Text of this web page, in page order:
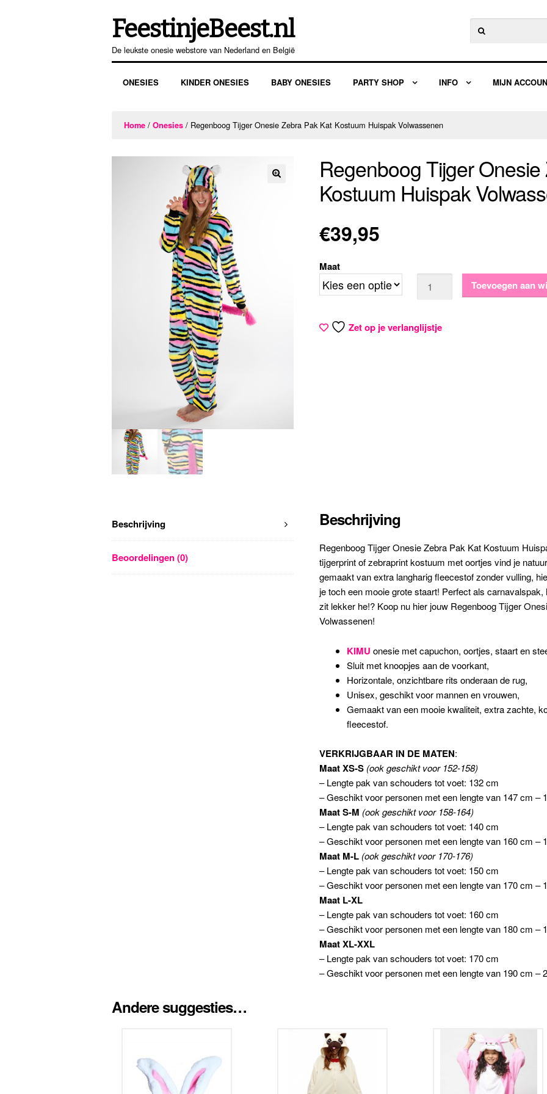
Ga
door
naar
Ga
direct
naar
inhoud
FeestinjeBeest.nl
De leukste onesie webstore van Nederland en België
naar:
ONESIES KINDER ONESIES BABY ONESIES PARTY SHOP INFO MIJN
Home /Onesies / Regenboog Tijger Onesie Zebra Pak Kat Kostuum Huispak Volwassenen
Regenboog Tijger
Kostuum Huispak
€39,95
Maat
Toevoegen aan
Zet op je verlanglijstje
Beschrijving
Beoordelingen (0)
Beschrijving
Regenboog Tijger Onesie Zebra Pak Kat Kostuum
tijgerprint of zebraprint kostuum met oortjes vind je
gemaakt van extra langharig fleecestof zonder vulling,
je toch een mooie grote staart! Perfect als
zit lekker he!? Koop nu hier jouw Regenboog Tijger
Volwassenen!
KIMU onesie met capuchon, oortjes, staart en
Sluit met knoopjes aan de voorkant,
Horizontale, onzichtbare rits onderaan de rug,
Unisex, geschikt voor mannen en vrouwen,
Gemaakt van een mooie kwaliteit, extra zachte,
fleecestof.
VERKRIJGBAAR IN DE MATEN:
Maat XS-S (ook geschikt voor 152-158)
– Lengte pak van schouders tot voet: 132 cm
– Geschikt voor personen met een lengte van 147 cm –
Maat S-M (ook geschikt voor 158-164)
– Lengte pak van schouders tot voet: 140 cm
– Geschikt voor personen met een lengte van 160 cm –
Maat M-L (ook geschikt voor 170-176)
– Lengte pak van schouders tot voet: 150 cm
– Geschikt voor personen met een lengte van 170 cm –
Maat L-XL
– Lengte pak van schouders tot voet: 160 cm
– Geschikt voor personen met een lengte van 180 cm –
Maat XL-XXL
– Lengte pak van schouders tot voet: 170 cm
– Geschikt voor personen met een lengte van 190 cm –
Andere suggesties…